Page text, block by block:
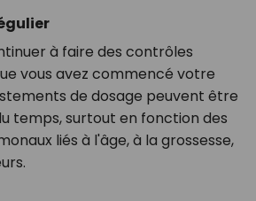
à faire des contrôles
vous avez commencé votre
de dosage peuvent être
temps, surtout en fonction des
liés à l'âge, à la grossesse,